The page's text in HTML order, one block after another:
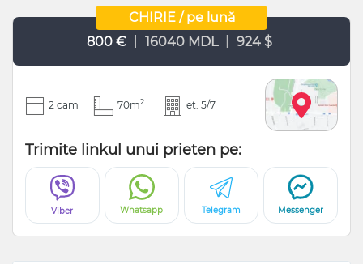
CHIRIE / pe lună
800 €
16040 MDL 924 $
2 cam 70m2 et. 5/7
Trimite linkul unui prieten pe:
Viber Whatsapp Telegram Messenger